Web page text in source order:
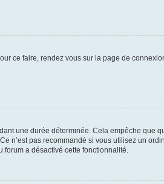
ce faire, rendez vous sur la page de
une durée déterminée. Cela empêche que
n’est pas recommandé si vous utilisez un
forum a désactivé cette fonctionnalité.